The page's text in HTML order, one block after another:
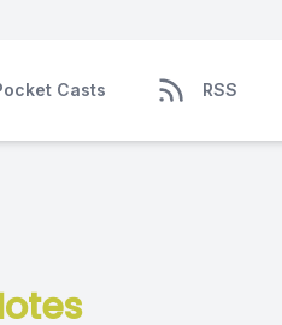
Casts RSS